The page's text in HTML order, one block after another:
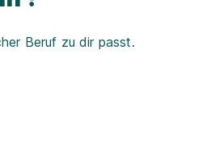
Beruf zu dir passt.